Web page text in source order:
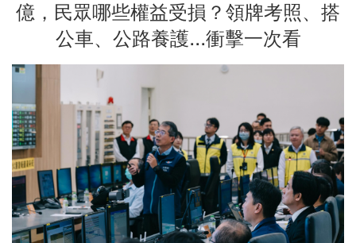
億，民眾哪些權益受損？領牌考照、搭
公車、公路養護...衝擊一次看